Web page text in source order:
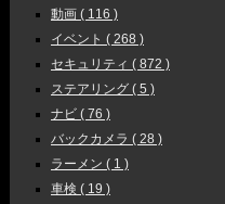
動画 ( 116 )
イベント ( 268 )
セキュリティ ( 872 )
ステアリング ( 5 )
ナビ ( 76 )
バックカメラ ( 28 )
ラーメン ( 1 )
車検 ( 19 )